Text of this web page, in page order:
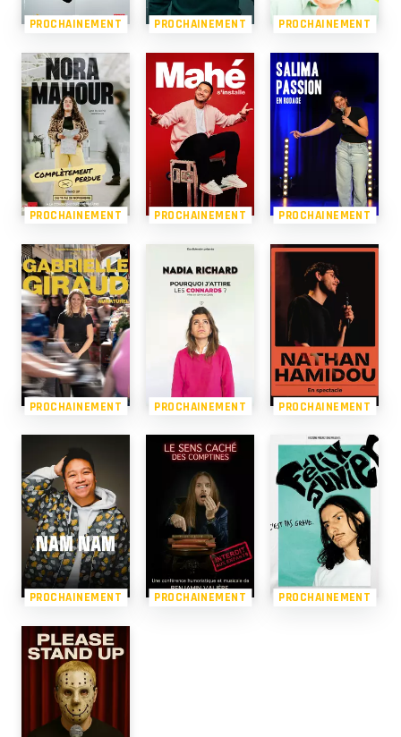
PROCHAINEMENT PROCHAINEMENT PROCHAINEMENT
PROCHAINEMENT PROCHAINEMENT PROCHAINEMENT
PROCHAINEMENT PROCHAINEMENT PROCHAINEMENT
PROCHAINEMENT PROCHAINEMENT PROCHAINEMENT